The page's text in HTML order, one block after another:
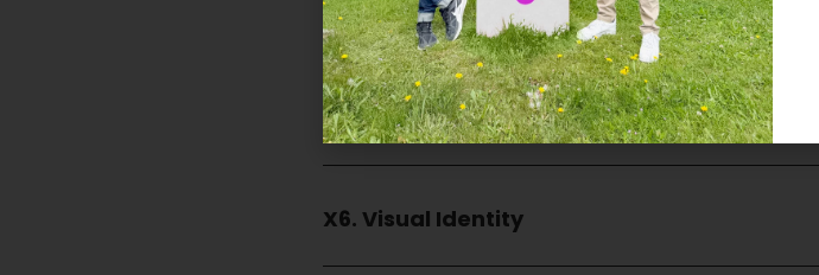
X4. Customer Journey
X5. Naamgeving
X6. Visual Identity